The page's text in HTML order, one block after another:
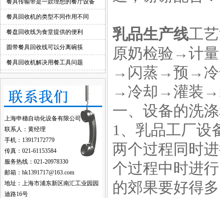
餐具传输带是一款理想的餐厅设备
餐具回收机的类型不同作用不同
餐盘回收线为食堂提供的便利
圆带餐具回收线可以分离碗筷
餐具回收机解决用餐工具问题
上海申穗自动化设备有限公司
联系人：黄经理
手机：13917172779
传真：021-61153584
服务热线：021-20978330
邮箱：hk1391717@163.com
地址：上海市浦东新区南汇工业园园
迪路16号
乳品生产线工
原奶检验→计
→闪蒸→预→
→冷却→灌装→
一、设备的洗
1、乳品工厂设
两个过程同时
个过程中时进
的郊果要好得